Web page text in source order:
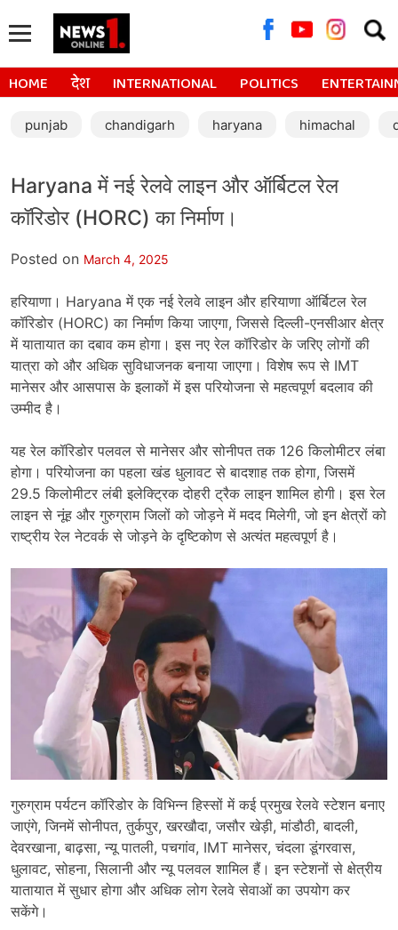
for:
HOME देश INTERNATIONAL POLITICS
punjab chandigarh haryana himachal
Haryana में नई रेलवे लाइन और ऑर्बिटल रेल
कॉरिडोर (HORC) का निर्माण।
Posted on March 4, 2025
हरियाणा। Haryana में एक नई रेलवे लाइन और हरियाणा ऑर्बिटल रेल
कॉरिडोर (HORC) का निर्माण किया जाएगा, जिससे दिल्ली-एनसीआर क्षेत्र
में यातायात का दबाव कम होगा। इस नए रेल कॉरिडोर के जरिए लोगों की
यात्रा को और अधिक सुविधाजनक बनाया जाएगा। विशेष रूप से IMT
मानेसर और आसपास के इलाकों में इस परियोजना से महत्वपूर्ण बदलाव की
उम्मीद है।
यह रेल कॉरिडोर पलवल से मानेसर और सोनीपत तक 126 किलोमीटर लंबा
होगा। परियोजना का पहला खंड धुलावट से बादशाह तक होगा, जिसमें
29.5 किलोमीटर लंबी इलेक्ट्रिक दोहरी ट्रैक लाइन शामिल होगी। इस रेल
लाइन से नूंह और गुरुग्राम जिलों को जोड़ने में मदद मिलेगी, जो इन क्षेत्रों को
राष्ट्रीय रेल नेटवर्क से जोड़ने के दृष्टिकोण से अत्यंत महत्वपूर्ण है।
गुरुग्राम पर्यटन कॉरिडोर के विभिन्न हिस्सों में कई प्रमुख रेलवे स्टेशन बनाए
जाएंगे, जिनमें सोनीपत, तुर्कपुर, खरखौदा, जसौर खेड़ी, मांडौठी, बादली,
देवरखाना, बाढ़सा, न्यू पातली, पचगांव, IMT मानेसर, चंदला डूंगरवास,
धुलावट, सोहना, सिलानी और न्यू पलवल शामिल हैं। इन स्टेशनों से क्षेत्रीय
यातायात में सुधार होगा और अधिक लोग रेलवे सेवाओं का उपयोग कर
सकेंगे।